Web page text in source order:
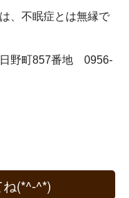
、不眠症とは無縁で
野町857番地 0956-
(*^-^*)